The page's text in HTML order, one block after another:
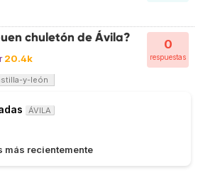
0
respuestas
chuletón de Ávila?
20.4k
y-león
ÁVILA
más recientemente